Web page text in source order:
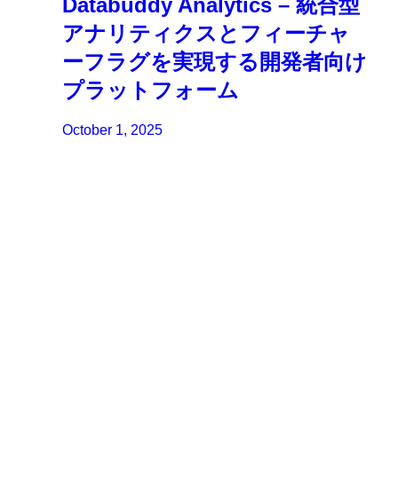
Databuddy Analytics – 統合型
アナリティクスとフィーチャ
ーフラグを実現する開発者向け
プラットフォーム
October 1, 2025